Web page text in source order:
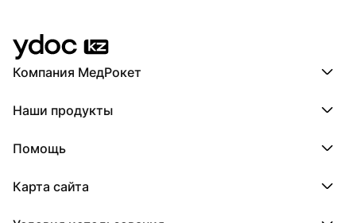
Компания МедРокет
О YDoc
Наши продукты
ПроТаблетки
МедТочка
Помощь
Регистрация врача
Карта сайта